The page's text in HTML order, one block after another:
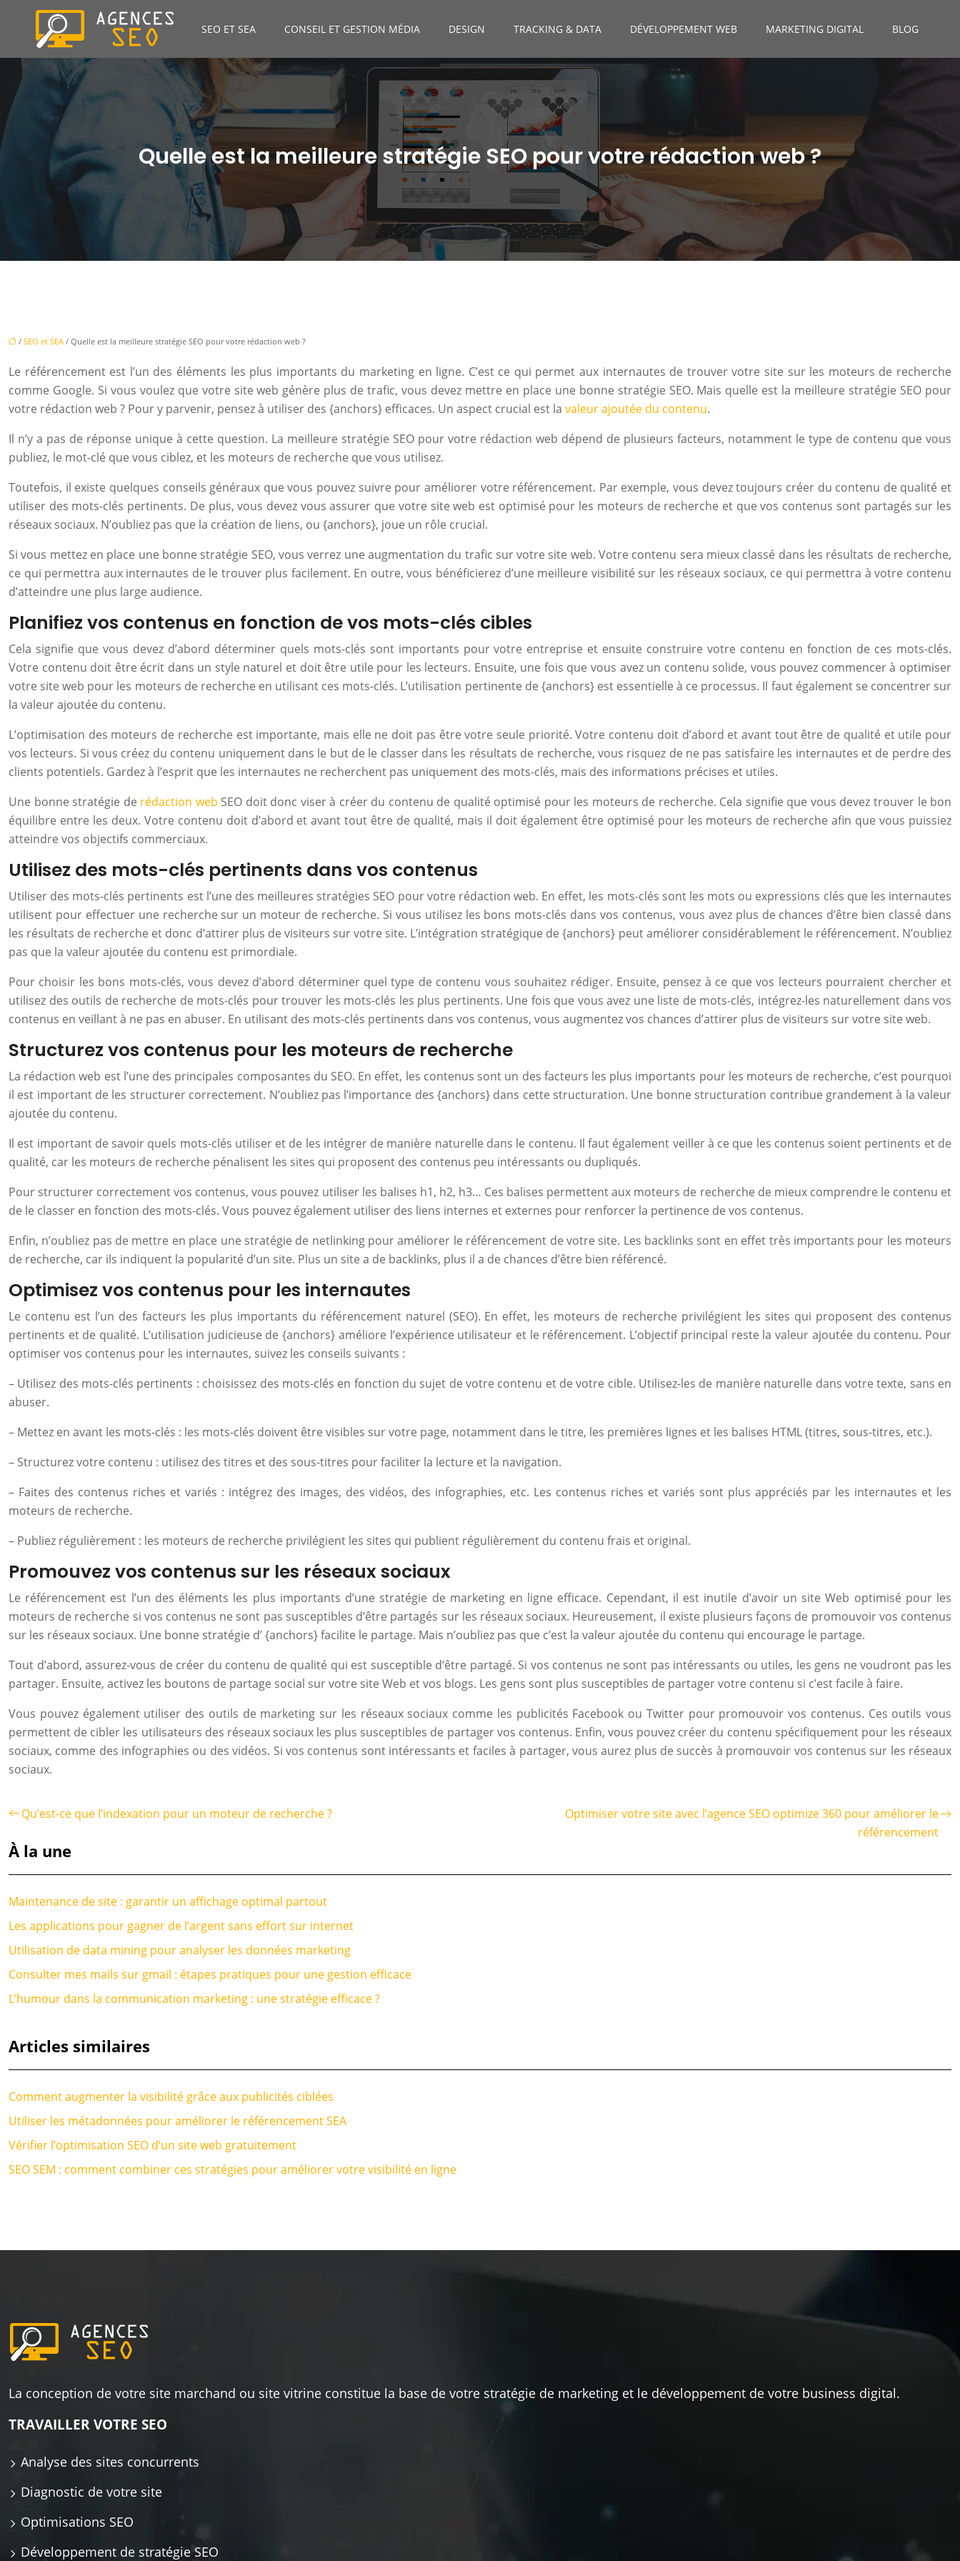
SEO ET SEA CONSEIL ET GESTION MÉDIA DESIGN TRACKING & DATA DÉVELOPPEMENT WEB MARKETING DIGITAL BLOG
Quelle est la meilleure stratégie SEO pour votre rédaction web ?
/ SEO et SEA / Quelle est la meilleure stratégie SEO pour votre rédaction web ?
Le référencement est l’un des éléments les plus importants du marketing en ligne. C’est ce qui permet aux internautes de trouver votre site sur les moteurs de recherche
comme Google. Si vous voulez que votre site web génère plus de trafic, vous devez mettre en place une bonne stratégie SEO. Mais quelle est la meilleure stratégie SEO pour
votre rédaction web ? Pour y parvenir, pensez à utiliser des {anchors} efficaces. Un aspect crucial est la valeur ajoutée du contenu.
Il n’y a pas de réponse unique à cette question. La meilleure stratégie SEO pour votre rédaction web dépend de plusieurs facteurs, notamment le type de contenu que vous
publiez, le mot-clé que vous ciblez, et les moteurs de recherche que vous utilisez.
Toutefois, il existe quelques conseils généraux que vous pouvez suivre pour améliorer votre référencement. Par exemple, vous devez toujours créer du contenu de qualité et
utiliser des mots-clés pertinents. De plus, vous devez vous assurer que votre site web est optimisé pour les moteurs de recherche et que vos contenus sont partagés sur les
réseaux sociaux. N’oubliez pas que la création de liens, ou {anchors}, joue un rôle crucial.
Si vous mettez en place une bonne stratégie SEO, vous verrez une augmentation du trafic sur votre site web. Votre contenu sera mieux classé dans les résultats de recherche,
ce qui permettra aux internautes de le trouver plus facilement. En outre, vous bénéficierez d’une meilleure visibilité sur les réseaux sociaux, ce qui permettra à votre contenu
d’atteindre une plus large audience.
Planifiez vos contenus en fonction de vos mots-clés cibles
Cela signifie que vous devez d’abord déterminer quels mots-clés sont importants pour votre entreprise et ensuite construire votre contenu en fonction de ces mots-clés.
Votre contenu doit être écrit dans un style naturel et doit être utile pour les lecteurs. Ensuite, une fois que vous avez un contenu solide, vous pouvez commencer à optimiser
votre site web pour les moteurs de recherche en utilisant ces mots-clés. L’utilisation pertinente de {anchors} est essentielle à ce processus. Il faut également se concentrer sur
la valeur ajoutée du contenu.
L’optimisation des moteurs de recherche est importante, mais elle ne doit pas être votre seule priorité. Votre contenu doit d’abord et avant tout être de qualité et utile pour
vos lecteurs. Si vous créez du contenu uniquement dans le but de le classer dans les résultats de recherche, vous risquez de ne pas satisfaire les internautes et de perdre des
clients potentiels. Gardez à l’esprit que les internautes ne recherchent pas uniquement des mots-clés, mais des informations précises et utiles.
Une bonne stratégie de rédaction web SEO doit donc viser à créer du contenu de qualité optimisé pour les moteurs de recherche. Cela signifie que vous devez trouver le bon
équilibre entre les deux. Votre contenu doit d’abord et avant tout être de qualité, mais il doit également être optimisé pour les moteurs de recherche afin que vous puissiez
atteindre vos objectifs commerciaux.
Utilisez des mots-clés pertinents dans vos contenus
Utiliser des mots-clés pertinents est l’une des meilleures stratégies SEO pour votre rédaction web. En effet, les mots-clés sont les mots ou expressions clés que les internautes
utilisent pour effectuer une recherche sur un moteur de recherche. Si vous utilisez les bons mots-clés dans vos contenus, vous avez plus de chances d’être bien classé dans
les résultats de recherche et donc d’attirer plus de visiteurs sur votre site. L’intégration stratégique de {anchors} peut améliorer considérablement le référencement. N’oubliez
pas que la valeur ajoutée du contenu est primordiale.
Pour choisir les bons mots-clés, vous devez d’abord déterminer quel type de contenu vous souhaitez rédiger. Ensuite, pensez à ce que vos lecteurs pourraient chercher et
utilisez des outils de recherche de mots-clés pour trouver les mots-clés les plus pertinents. Une fois que vous avez une liste de mots-clés, intégrez-les naturellement dans vos
contenus en veillant à ne pas en abuser. En utilisant des mots-clés pertinents dans vos contenus, vous augmentez vos chances d’attirer plus de visiteurs sur votre site web.
Structurez vos contenus pour les moteurs de recherche
La rédaction web est l’une des principales composantes du SEO. En effet, les contenus sont un des facteurs les plus importants pour les moteurs de recherche, c’est pourquoi
il est important de les structurer correctement. N’oubliez pas l’importance des {anchors} dans cette structuration. Une bonne structuration contribue grandement à la valeur
ajoutée du contenu.
Il est important de savoir quels mots-clés utiliser et de les intégrer de manière naturelle dans le contenu. Il faut également veiller à ce que les contenus soient pertinents et de
qualité, car les moteurs de recherche pénalisent les sites qui proposent des contenus peu intéressants ou dupliqués.
Pour structurer correctement vos contenus, vous pouvez utiliser les balises h1, h2, h3… Ces balises permettent aux moteurs de recherche de mieux comprendre le contenu et
de le classer en fonction des mots-clés. Vous pouvez également utiliser des liens internes et externes pour renforcer la pertinence de vos contenus.
Enfin, n’oubliez pas de mettre en place une stratégie de netlinking pour améliorer le référencement de votre site. Les backlinks sont en effet très importants pour les moteurs
de recherche, car ils indiquent la popularité d’un site. Plus un site a de backlinks, plus il a de chances d’être bien référencé.
Optimisez vos contenus pour les internautes
Le contenu est l’un des facteurs les plus importants du référencement naturel (SEO). En effet, les moteurs de recherche privilégient les sites qui proposent des contenus
pertinents et de qualité. L’utilisation judicieuse de {anchors} améliore l’expérience utilisateur et le référencement. L’objectif principal reste la valeur ajoutée du contenu. Pour
optimiser vos contenus pour les internautes, suivez les conseils suivants :
– Utilisez des mots-clés pertinents : choisissez des mots-clés en fonction du sujet de votre contenu et de votre cible. Utilisez-les de manière naturelle dans votre texte, sans en
abuser.
– Mettez en avant les mots-clés : les mots-clés doivent être visibles sur votre page, notamment dans le titre, les premières lignes et les balises HTML (titres, sous-titres, etc.).
– Structurez votre contenu : utilisez des titres et des sous-titres pour faciliter la lecture et la navigation.
– Faites des contenus riches et variés : intégrez des images, des vidéos, des infographies, etc. Les contenus riches et variés sont plus appréciés par les internautes et les
moteurs de recherche.
– Publiez régulièrement : les moteurs de recherche privilégient les sites qui publient régulièrement du contenu frais et original.
Promouvez vos contenus sur les réseaux sociaux
Le référencement est l’un des éléments les plus importants d’une stratégie de marketing en ligne efficace. Cependant, il est inutile d’avoir un site Web optimisé pour les
moteurs de recherche si vos contenus ne sont pas susceptibles d’être partagés sur les réseaux sociaux. Heureusement, il existe plusieurs façons de promouvoir vos contenus
sur les réseaux sociaux. Une bonne stratégie d’ {anchors} facilite le partage. Mais n’oubliez pas que c’est la valeur ajoutée du contenu qui encourage le partage.
Tout d’abord, assurez-vous de créer du contenu de qualité qui est susceptible d’être partagé. Si vos contenus ne sont pas intéressants ou utiles, les gens ne voudront pas les
partager. Ensuite, activez les boutons de partage social sur votre site Web et vos blogs. Les gens sont plus susceptibles de partager votre contenu si c’est facile à faire.
Vous pouvez également utiliser des outils de marketing sur les réseaux sociaux comme les publicités Facebook ou Twitter pour promouvoir vos contenus. Ces outils vous
permettent de cibler les utilisateurs des réseaux sociaux les plus susceptibles de partager vos contenus. Enfin, vous pouvez créer du contenu spécifiquement pour les réseaux
sociaux, comme des infographies ou des vidéos. Si vos contenus sont intéressants et faciles à partager, vous aurez plus de succès à promouvoir vos contenus sur les réseaux
sociaux.
Qu’est-ce que l’indexation pour un moteur de recherche ?
Optimiser votre site avec l’agence SEO optimize 360 pour améliorer le
référencement
À la une
Maintenance de site : garantir un affichage optimal partout
Les applications pour gagner de l’argent sans effort sur internet
Utilisation de data mining pour analyser les données marketing
Consulter mes mails sur gmail : étapes pratiques pour une gestion efficace
L’humour dans la communication marketing : une stratégie efficace ?
Articles similaires
Comment augmenter la visibilité grâce aux publicités ciblées
Utiliser les métadonnées pour améliorer le référencement SEA
Vérifier l’optimisation SEO d’un site web gratuitement
SEO SEM : comment combiner ces stratégies pour améliorer votre visibilité en ligne
La conception de votre site marchand ou site vitrine constitue la base de votre stratégie de marketing et le développement de votre business digital.
TRAVAILLER VOTRE SEO
Analyse des sites concurrents
Diagnostic de votre site
Optimisations SEO
Développement de stratégie SEO